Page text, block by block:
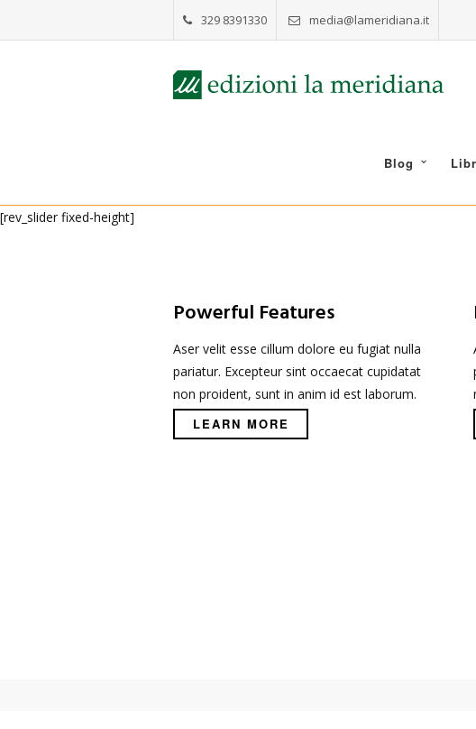
329 8391330 media@lameridiana.it
Blog
[rev_slider fixed-height]
Powerful Features
Aser velit esse cillum dolore eu fugiat nulla
pariatur. Excepteur sint occaecat cupidatat
non proident, sunt in anim id est laborum.
LEARN MORE